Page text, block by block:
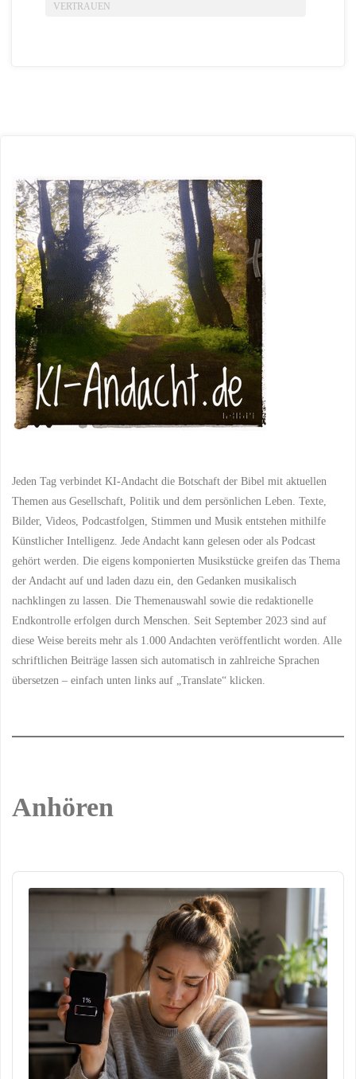
VERTRAUEN
Jeden Tag verbindet KI-Andacht die Botschaft der Bibel mit aktuellen
Themen aus Gesellschaft, Politik und dem persönlichen Leben. Texte,
Bilder, Videos, Podcastfolgen, Stimmen und Musik entstehen mithilfe
Künstlicher Intelligenz. Jede Andacht kann gelesen oder als Podcast
gehört werden. Die eigens komponierten Musikstücke greifen das Thema
der Andacht auf und laden dazu ein, den Gedanken musikalisch
nachklingen zu lassen. Die Themenauswahl sowie die redaktionelle
Endkontrolle erfolgen durch Menschen. Seit September 2023 sind auf
diese Weise bereits mehr als 1.000 Andachten veröffentlicht worden. Alle
schriftlichen Beiträge lassen sich automatisch in zahlreiche Sprachen
übersetzen – einfach unten links auf „Translate“ klicken.
Anhören
Audio
Player